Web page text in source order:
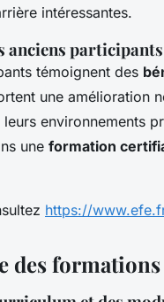
intéressantes.
anciens participants
témoignent des
une amélioration
environnements
une formation
https://
formations